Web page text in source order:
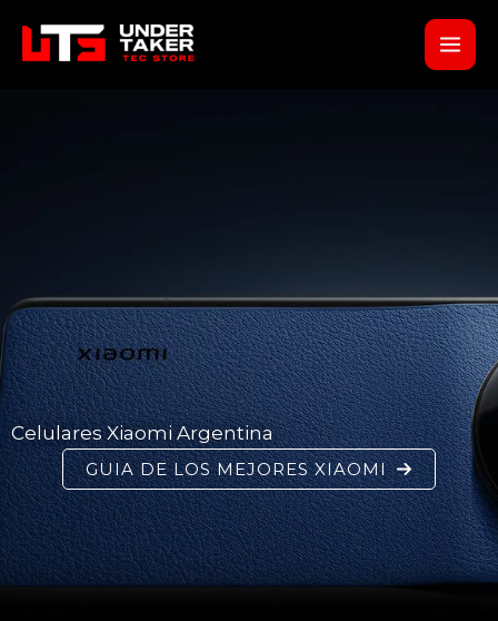
Celulares Xiaomi Argentina
GUIA DE LOS MEJORES XIAOMI